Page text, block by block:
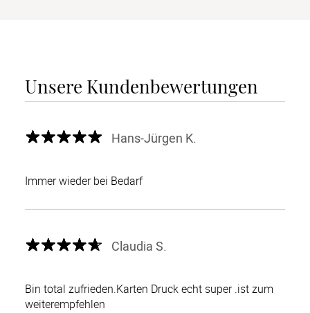
Unsere Kundenbewertungen
Hans-Jürgen K.
Immer wieder bei Bedarf
Claudia S.
Bin total zufrieden.Karten Druck echt super .ist zum
weiterempfehlen